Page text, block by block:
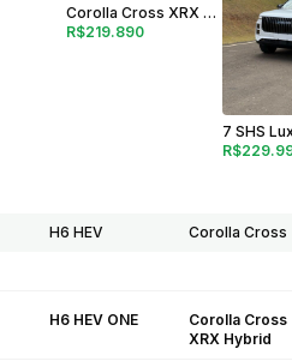
Corolla Cross XRX Hybrid
R$219.890
7 SHS
H6 HEV Corolla Cross
H6 HEV ONE
Corolla Cross
XRX Hybrid